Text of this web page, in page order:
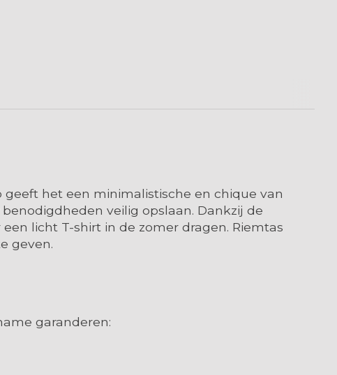
het een minimalistische en chique van
veilig opslaan. Dankzij de
licht T-shirt in de zomer dragen. Riemtas
geven.
garanderen: